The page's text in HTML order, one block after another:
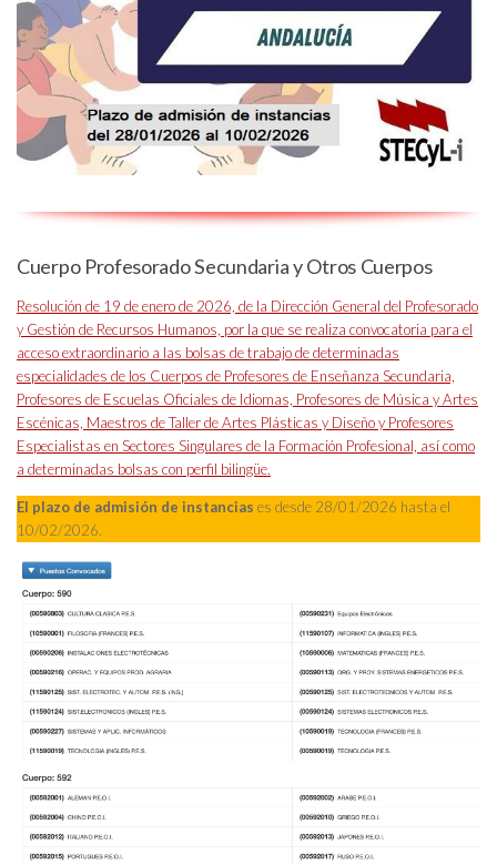
Cuerpo Profesorado Secundaria y Otros Cuerpos
Resolución de 19 de enero de 2026, de la Dirección General del Profesorado
y Gestión de Recursos Humanos, por la que se realiza convocatoria para el
acceso extraordinario a las bolsas de trabajo de determinadas
especialidades de los Cuerpos de Profesores de Enseñanza Secundaria,
Profesores de Escuelas Oficiales de Idiomas, Profesores de Música y Artes
Escénicas, Maestros de Taller de Artes Plásticas y Diseño y Profesores
Especialistas en Sectores Singulares de la Formación Profesional, así como
a determinadas bolsas con perfil bilingüe.
El plazo de admisión de instancias es desde 28/01/2026 hasta el
10/02/2026.